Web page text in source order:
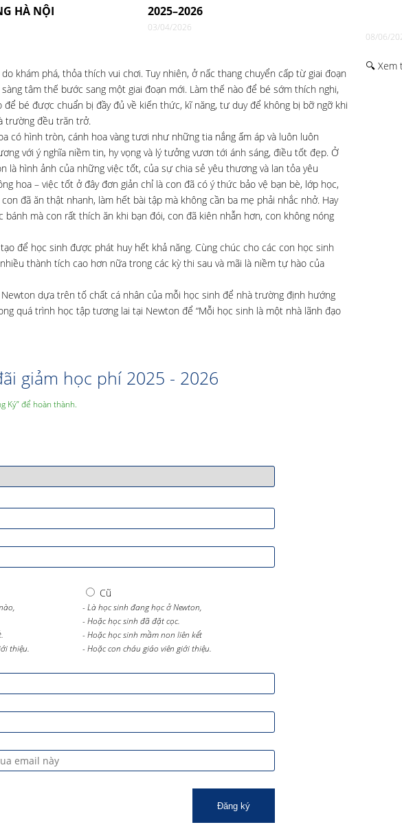
HÀ NỘI
2025–2026
03/04/2026
khám phá, thỏa thích vui chơi. Tuy nhiên, ở nấc thang chuyển cấp từ giai đoạn
tâm thế bước sang một giai đoạn mới. Làm thế nào để bé sớm thích nghi,
bé được chuẩn bị đầy đủ về kiến thức, kĩ năng, tư duy để không bị bỡ ngỡ khi
trường đều trăn trở.
có hình tròn, cánh hoa vàng tươi như những tia nắng ấm áp và luôn luôn
với ý nghĩa niềm tin, hy vọng và lý tưởng vươn tới ánh sáng, điều tốt đẹp. Ở
là hình ảnh của những việc tốt, của sự chia sẻ yêu thương và lan tỏa yêu
hoa – việc tốt ở đây đơn giản chỉ là con đã có ý thức bảo vệ bạn bè, lớp học,
đã ăn thật nhanh, làm hết bài tập mà không cần ba mẹ phải nhắc nhở. Hay
mà con rất thích ăn khi bạn đói, con đã kiên nhẫn hơn, con không nóng
để học sinh được phát huy hết khả năng. Cùng chúc cho các con học sinh
thành tích cao hơn nữa trong các kỳ thi sau và mãi là niềm tự hào của
dựa trên tố chất cá nhân của mỗi học sinh để nhà trường định hướng
quá trình học tập tương lai tại Newton để “Mỗi học sinh là một nhà lãnh đạo
giảm học phí 2025 - 2026
Ký” để hoàn thành.
thiệu.
Cũ
- Là học sinh đang học ở Newton,
- Hoặc học sinh đã đặt cọc.
- Hoặc học sinh mầm non liên kết
- Hoặc con cháu giáo viên giới thiệu.
Đăng ký
08/06/
🔍 Xem